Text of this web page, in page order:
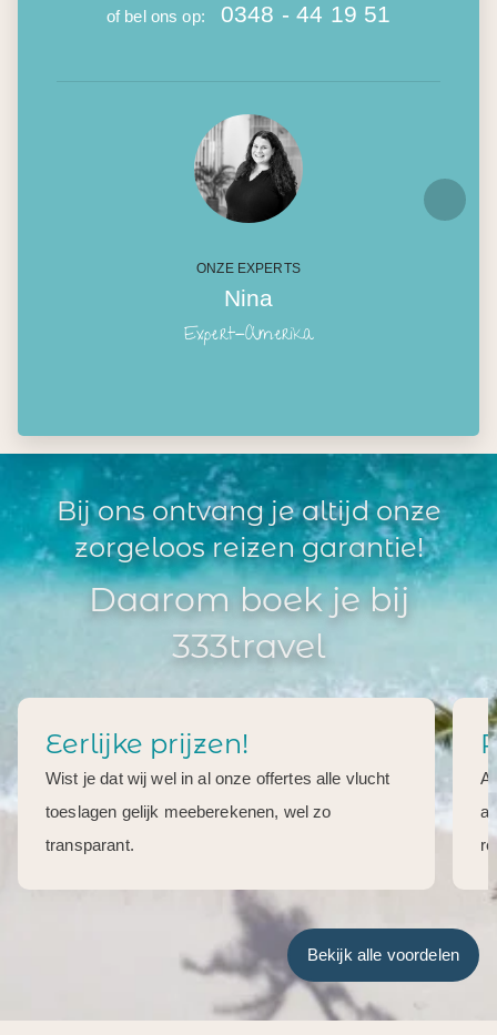
of bel ons op: 0348 - 44 19 51
ONZE EXPERTS
Nina
Expert-Amerika
Bij ons ontvang je altijd onze
zorgeloos reizen garantie!
Daarom boek je bij
333travel
Eerlijke prijzen!
Wist je dat wij wel in al onze offertes alle vlucht
toeslagen gelijk meeberekenen, wel zo
transparant.
Bekijk alle voordelen